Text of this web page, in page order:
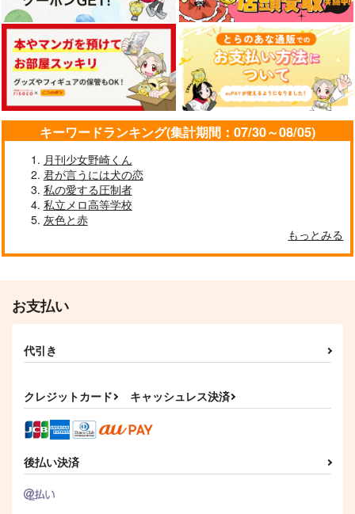
キーワードランキング(集計期間：07/30～08/05)
月刊少女野崎くん
君が言うには犬の恋
私の愛する圧制者
私立メロ高等学校
灰色と赤
もっとみる
お支払い
代引き
クレジットカード キャッシュレス決済
後払い決済